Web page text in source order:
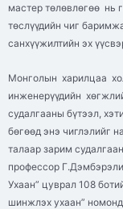
мастер төлөвлөгөө нь
төслүүдийн чиг
санхүүжилтийн эх
Монголын харилцаа
инженерүүдийн
судалгааны бүтээл,
бөгөөд энэ чиглэлийг
талаар зарим
профессор
Ухаан” цуврал 108
шинжлэх ухаан”